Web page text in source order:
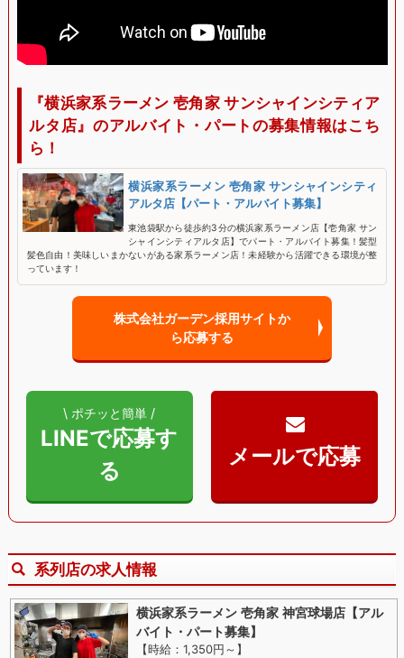
『横浜家系ラーメン 壱角家 サンシャインシティア
ルタ店』のアルバイト・パートの募集情報はこち
ら！
横浜家系ラーメン 壱角家 サンシャインシティ
アルタ店【パート・アルバイト募集】
東池袋駅から徒歩約3分の横浜家系ラーメン店【壱角家 サン
シャインシティアルタ店】でパート・アルバイト募集！髪型
髪色自由！美味しいまかないがある家系ラーメン店！未経験から活躍できる環境が整
っています！
株式会社ガーデン採用サイトか
ら応募する
\ ポチッと簡単 /
LINEで応募す
る
系列店の求人情報
横浜家系ラーメン 壱角家 神宮球場店【アル
バイト・パート募集】
【時給：1,350円～ 】